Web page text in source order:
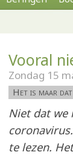
Vooral
Zondag 15
Het is maar
Niet dat we
te lezen.